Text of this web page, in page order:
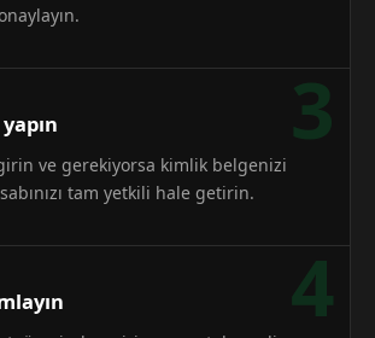
3
ve gerekiyorsa kimlik belgenizi
tam yetkili hale getirin.
4